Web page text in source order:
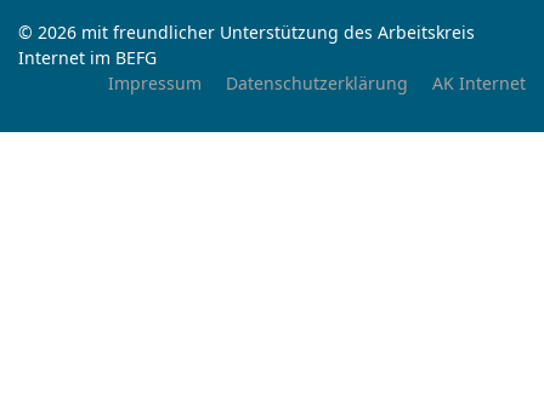
© 2026 mit freundlicher Unterstützung des Arbeitskreis
Internet im BEFG
Impressum
Datenschutzerklärung AK Internet